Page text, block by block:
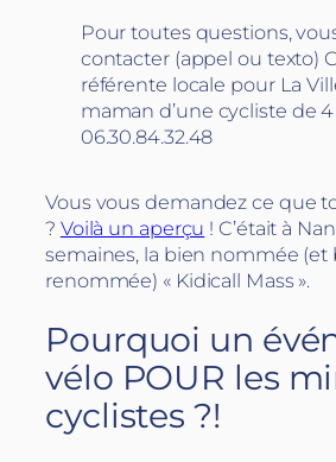
Pour toutes questions,
contacter (appel ou texto)
référente locale pour La
maman d’une cycliste de 4
06.30.84.32.48
Vous vous demandez ce que
? Voilà un aperçu ! C’était à
semaines, la bien nommée (et
renommée) « Kidicall Mass ».
Pourquoi un
vélo POUR les
cyclistes ?!